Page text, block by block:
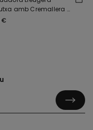
amb Cremallera i
€